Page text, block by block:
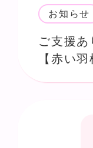
お知らせ
ご支援
【赤い